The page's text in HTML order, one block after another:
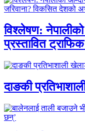
विश्लेषण:
प्रस्तावित
दाङकी